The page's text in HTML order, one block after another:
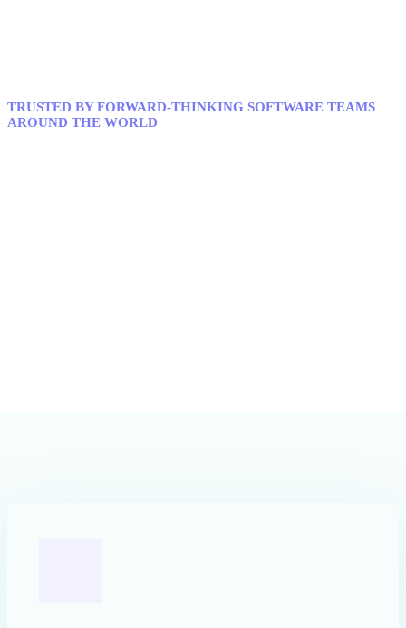
TRUSTED BY FORWARD-THINKING SOFTWARE TEAMS
AROUND THE WORLD